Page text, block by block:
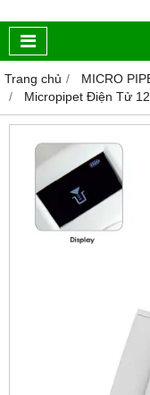
Trang chủ MICRO
Micropipet Điện Tử